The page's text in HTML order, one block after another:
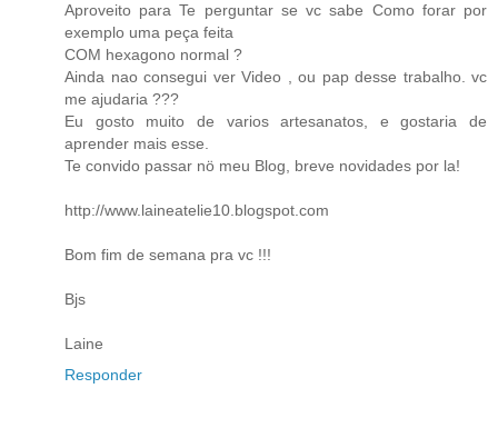
Aproveito para Te perguntar se vc sabe Como forar por
exemplo uma peça feita
COM hexagono normal ?
Ainda nao consegui ver Video , ou pap desse trabalho. vc
me ajudaria ???
Eu gosto muito de varios artesanatos, e gostaria de
aprender mais esse.
Te convido passar nö meu Blog, breve novidades por la!
http://www.laineatelie10.blogspot.com
Bom fim de semana pra vc !!!
Bjs
Laine
Responder